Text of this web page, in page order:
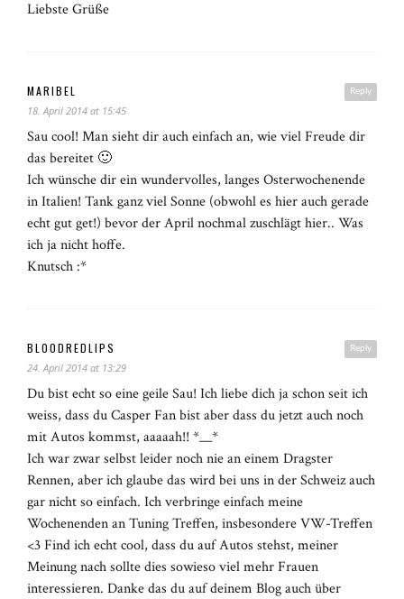
Liebste Grüße
Reply
MARIBEL
18. April 2014 at 15:45
Sau cool! Man sieht dir auch einfach an, wie viel Freude dir
das bereitet 🙂
Ich wünsche dir ein wundervolles, langes Osterwochenende
in Italien! Tank ganz viel Sonne (obwohl es hier auch gerade
echt gut get!) bevor der April nochmal zuschlägt hier.. Was
ich ja nicht hoffe.
Knutsch :*
Reply
BLOODREDLIPS
24. April 2014 at 13:29
Du bist echt so eine geile Sau! Ich liebe dich ja schon seit ich
weiss, dass du Casper Fan bist aber dass du jetzt auch noch
mit Autos kommst, aaaaah!! *__*
Ich war zwar selbst leider noch nie an einem Dragster
Rennen, aber ich glaube das wird bei uns in der Schweiz auch
gar nicht so einfach. Ich verbringe einfach meine
Wochenenden an Tuning Treffen, insbesondere VW-Treffen
<3 Find ich echt cool, dass du auf Autos stehst, meiner
Meinung nach sollte dies sowieso viel mehr Frauen
interessieren. Danke das du auf deinem Blog auch über